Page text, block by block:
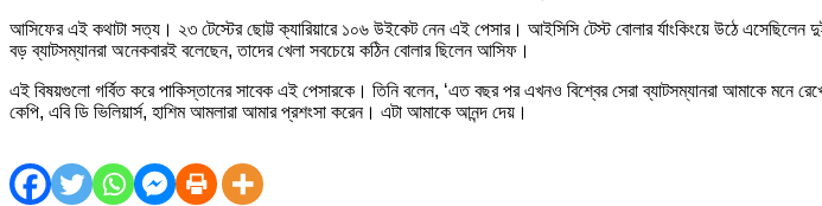
আসিফের এই কথাটা সত্য। ২৩ টেস্টের ছোট্ট ক্যারিয়ারে ১০৬ উইকেট নেন এই পেসার। আইসিসি টেস্ট বোলার র্যাংকিংয়ে উঠে এসেছিলেন
বড় ব্যাটসম্যানরা অনেকবারই বলেছেন, তাদের খেলা সবচেয়ে কঠিন বোলার ছিলেন আসিফ।
এই বিষয়গুলো গর্বিত করে পাকিস্তানের সাবেক এই পেসারকে। তিনি বলেন, ‘এত বছর পর এখনও বিশ্বের সেরা ব্যাটসম্যানরা আমাকে
কেপি, এবি ডি ভিলিয়ার্স, হাশিম আমলারা আমার প্রশংসা করেন। এটা আমাকে আনন্দ দেয়।